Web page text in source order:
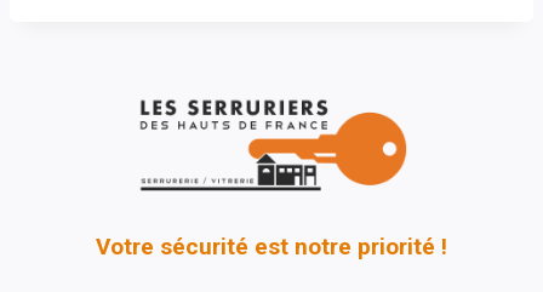
Votre sécurité est notre priorité !